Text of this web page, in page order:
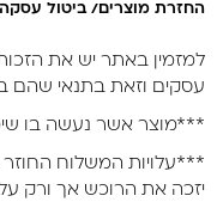
החזרת מוצרים/ ביטול עסקה
עסקים וזאת בתנאי שהם
***מוצר אשר נעשה בו
***עלויות המשלוח החוזר
יזכה את הרוכש אך ורק על